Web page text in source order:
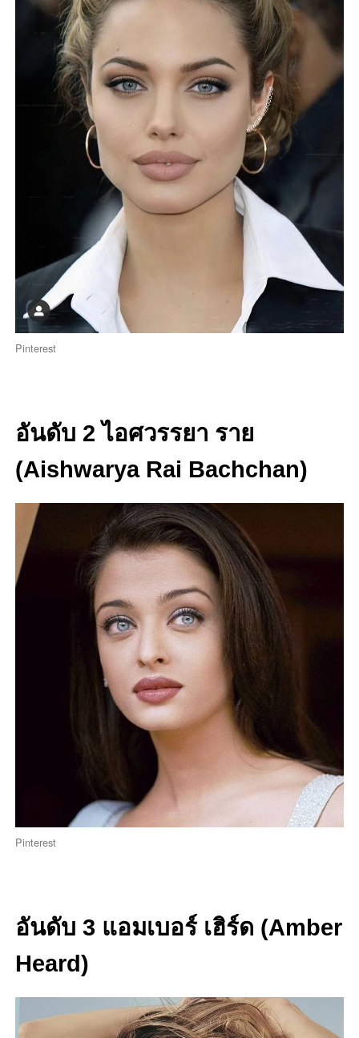
Pinterest
อันดับ 2 ไอศวรรยา ราย
(Aishwarya Rai Bachchan)
Pinterest
อันดับ 3 แอมเบอร์ เฮิร์ด (Amber
Heard)